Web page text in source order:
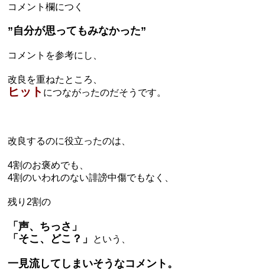
コメント欄につく
”自分が思ってもみなかった”
コメントを参考にし、
改良を重ねたところ、
ヒット につながったのだそうです。
改良するのに役立ったのは、
4割のお褒めでも、
4割のいわれのない誹謗中傷でもなく、
残り 2割の
「声、ちっさ」
「そこ、どこ？」
という、
一見流してしまいそうなコメント。